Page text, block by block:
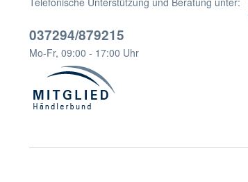
037294/879215
Mo-Fr, 09:00 - 17:00 Uhr